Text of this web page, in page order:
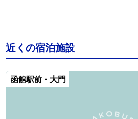
近くの宿泊施設
函館駅前・大門